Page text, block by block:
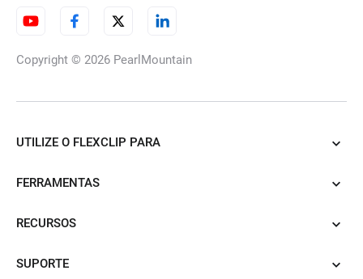
Copyright © 2026 PearlMountain
UTILIZE O FLEXCLIP PARA
FERRAMENTAS
RECURSOS
SUPORTE